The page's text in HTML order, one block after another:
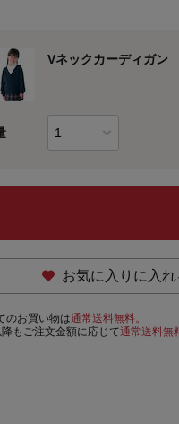
Vネックカーディガン
お気に入りに入れ
のお買い物は通常送料無料。
もご注文金額に応じて通常送料無